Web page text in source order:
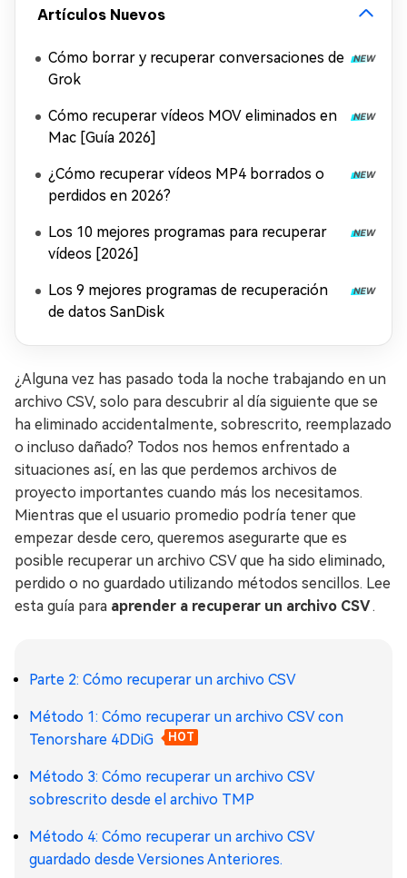
Artículos Nuevos
Cómo borrar y recuperar conversaciones de
Grok
Cómo recuperar vídeos MOV eliminados en
Mac [Guía 2026]
¿Cómo recuperar vídeos MP4 borrados o
perdidos en 2026?
Los 10 mejores programas para recuperar
vídeos [2026]
Los 9 mejores programas de recuperación
de datos SanDisk
¿Alguna vez has pasado toda la noche trabajando en un
archivo CSV, solo para descubrir al día siguiente que se
ha eliminado accidentalmente, sobrescrito, reemplazado
o incluso dañado? Todos nos hemos enfrentado a
situaciones así, en las que perdemos archivos de
proyecto importantes cuando más los necesitamos.
Mientras que el usuario promedio podría tener que
empezar desde cero, queremos asegurarte que es
posible recuperar un archivo CSV que ha sido eliminado,
perdido o no guardado utilizando métodos sencillos. Lee
esta guía para aprender a recuperar un archivo CSV.
Parte 2: Cómo recuperar un archivo CSV
Método 1: Cómo recuperar un archivo CSV con
Tenorshare 4DDiG
HOT
Método 3: Cómo recuperar un archivo CSV
sobrescrito desde el archivo TMP
Método 4: Cómo recuperar un archivo CSV
guardado desde Versiones Anteriores.